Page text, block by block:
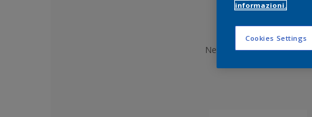
Nessun colore selezionato
informazioni.
Cookies Settings